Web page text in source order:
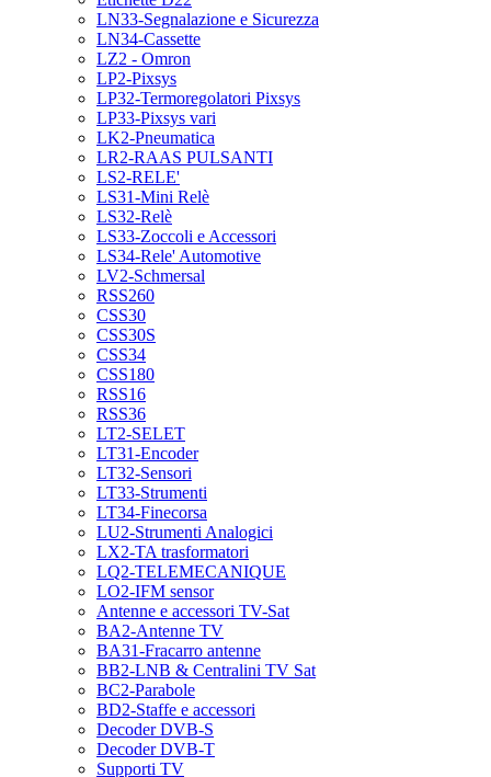
LN33-Segnalazione e Sicurezza
LN34-Cassette
LZ2 - Omron
LP2-Pixsys
LP32-Termoregolatori Pixsys
LP33-Pixsys vari
LK2-Pneumatica
LR2-RAAS PULSANTI
LS2-RELE'
LS31-Mini Relè
LS32-Relè
LS33-Zoccoli e Accessori
LS34-Rele' Automotive
LV2-Schmersal
RSS260
CSS30
CSS30S
CSS34
CSS180
RSS16
RSS36
LT2-SELET
LT31-Encoder
LT32-Sensori
LT33-Strumenti
LT34-Finecorsa
LU2-Strumenti Analogici
LX2-TA trasformatori
LQ2-TELEMECANIQUE
LO2-IFM sensor
Antenne e accessori TV-Sat
BA2-Antenne TV
BA31-Fracarro antenne
BB2-LNB & Centralini TV Sat
BC2-Parabole
BD2-Staffe e accessori
Decoder DVB-S
Decoder DVB-T
Supporti TV